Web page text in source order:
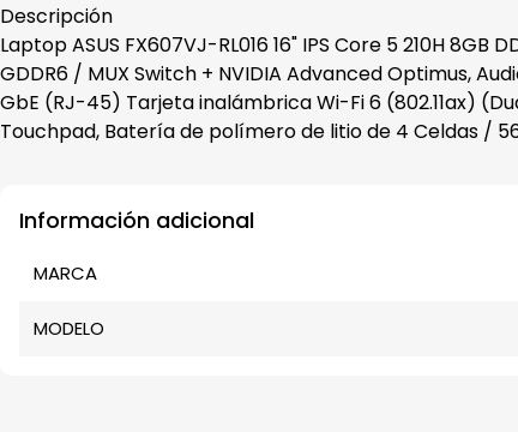
Descripción
Laptop ASUS FX607VJ-RL016 16" IPS Core 5 210H
GDDR6 / MUX Switch + NVIDIA Advanced Optimus,
GbE (RJ-45) Tarjeta inalámbrica Wi-Fi 6 (802.11ax)
Touchpad, Batería de polímero de litio de 4 Celdas /
Información adicional
MARCA
MODELO